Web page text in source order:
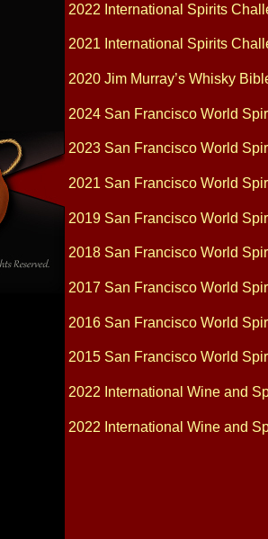
2022 International Spirits
2021 International Spirits
2020 Jim Murray’s Whisky
2024 San Francisco World
2023 San Francisco World
2021 San Francisco World
2019 San Francisco World
2018 San Francisco World
2017 San Francisco World
2016 San Francisco World
2015 San Francisco World
2022 International Wine and
2022 International Wine and